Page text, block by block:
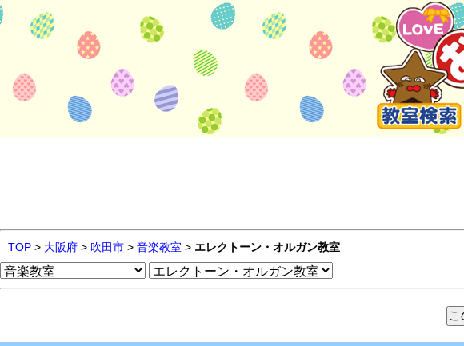
TOP > 大阪府 > 吹田市 > 音楽教室 > エレクトーン・オルガン教室